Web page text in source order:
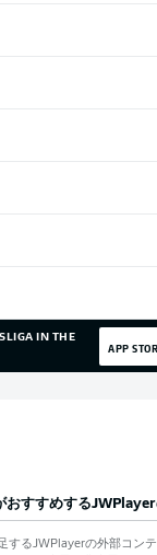
IN THE
APP
おすすめするJWPlayer
するJWPlayerの外部コン